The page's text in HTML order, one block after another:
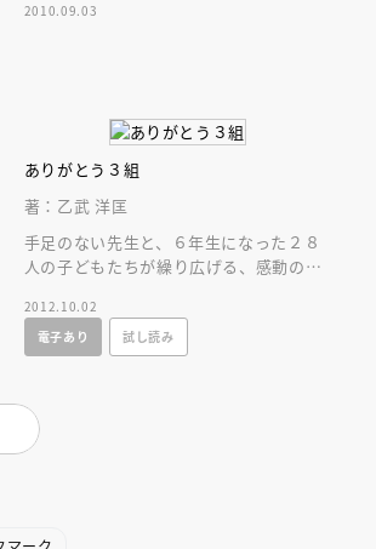
2010.09.03
ありがとう３組
著：乙武 洋匡
手足のない先生と、６年生になった２８
人の子どもたちが繰り広げる、感動のエ
３組』の続編！
2012.10.02
電子あり
試し読み
えほん通信